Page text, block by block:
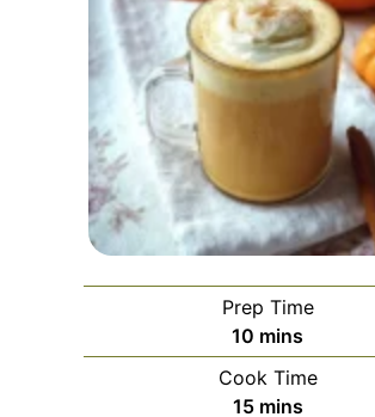
Prep Time
10 minutes
mins
Cook Time
15minutes
mins